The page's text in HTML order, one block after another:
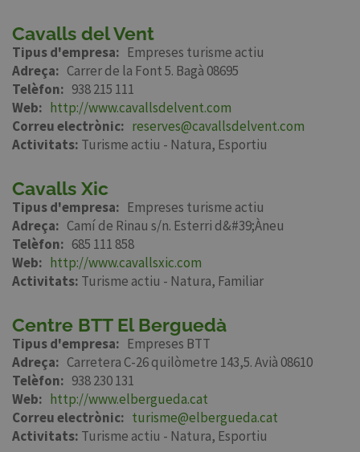
Cavalls del Vent
Tipus d'empresa
Empreses turisme actiu
Adreça
Carrer de la Font 5. Bagà 08695
Telèfon
938 215 111
Web
http://www.cavallsdelvent.com
Correu electrònic
reserves@cavallsdelvent.com
Activitats: Turisme actiu - Natura Esportiu
Cavalls Xic
Tipus d'empresa
Empreses turisme actiu
Adreça
Camí de Rinau s/n. Esterri d&#39;Àneu
Telèfon
685 111 858
Web
http://www.cavallsxic.com
Activitats: Turisme actiu - Natura Familiar
Centre BTT El Berguedà
Tipus d'empresa
Empreses BTT
Adreça
Carretera C-26 quilòmetre 143,5. Avià 08610
Telèfon
938 230 131
Web
http://www.elbergueda.cat
Correu electrònic
turisme@elbergueda.cat
Activitats: Turisme actiu - Natura Esportiu